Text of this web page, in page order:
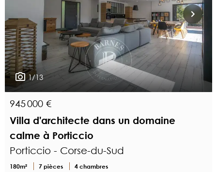
1/13
945 000 €
Villa d'architecte dans un domaine
calme à Porticcio
Porticcio - Corse-du-Sud
180m² 7 pièces 4 chambres